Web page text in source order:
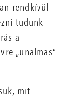
rendkívül
tudunk
a
„unalmas”
mit